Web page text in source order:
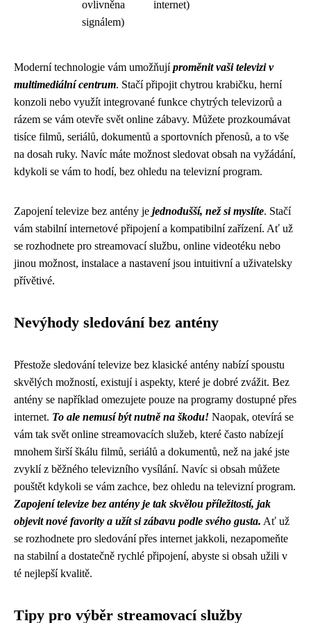
ovlivněna
signálem)
internet)
Moderní technologie vám umožňujíproměnit vaši televizi v
multimediální centrum. Stačí připojit chytrou krabičku, herní
konzoli nebo využít integrované funkce chytrých televizorů a
rázem se vám otevře svět online zábavy. Můžete prozkoumávat
tisíce filmů, seriálů, dokumentů a sportovních přenosů, a to vše
na dosah ruky. Navíc máte možnost sledovat obsah na vyžádání,
kdykoli se vám to hodí, bez ohledu na televizní program.
Zapojení televize bez antény je jednodušší, než si myslíte. Stačí
vám stabilní internetové připojení a kompatibilní zařízení. Ať už
se rozhodnete pro streamovací službu, online videotéku nebo
jinou možnost, instalace a nastavení jsou intuitivní a uživatelsky
přívětivé.
Nevýhody sledování bez antény
Přestože sledování televize bez klasické antény nabízí spoustu
skvělých možností, existují i aspekty, které je dobré zvážit. Bez
antény se například omezujete pouze na programy dostupné přes
internet. To ale nemusí být nutně na škodu! Naopak, otevírá se
vám tak svět online streamovacích služeb, které často nabízejí
mnohem širší škálu filmů, seriálů a dokumentů, než na jaké jste
zvyklí z běžného televizního vysílání. Navíc si obsah můžete
pouštět kdykoli se vám zachce, bez ohledu na televizní program.
Zapojení televize bez antény je tak skvělou příležitostí, jak
objevit nové favority a užít si zábavu podle svého gusta. Ať už
se rozhodnete pro sledování přes internet jakkoli, nezapomeňte
na stabilní a dostatečně rychlé připojení, abyste si obsah užili v
té nejlepší kvalitě.
Tipy pro výběr streamovací služby